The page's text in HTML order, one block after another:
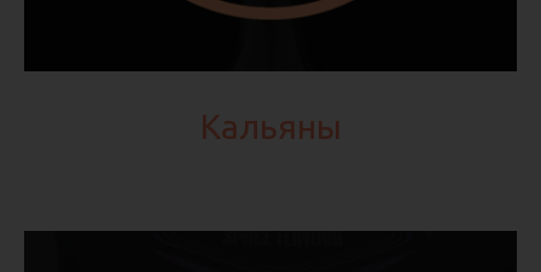
Кальяны